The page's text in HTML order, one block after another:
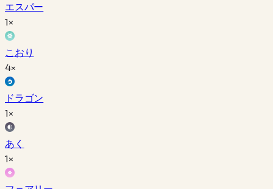
エスパー
1×
こおり
4×
ドラゴン
1×
あく
1×